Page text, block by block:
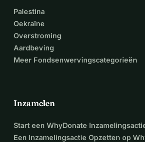
Palestina
Oekraïne
Overstroming
Aardbeving
Meer Fondsenwervingscategorieën
Inzamelen
Start een WhyDonate
Een Inzamelingsactie Opzetten op